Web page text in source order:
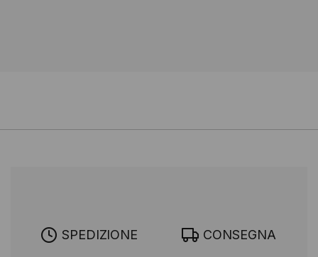
SPEDIZIONE CONSEGNA